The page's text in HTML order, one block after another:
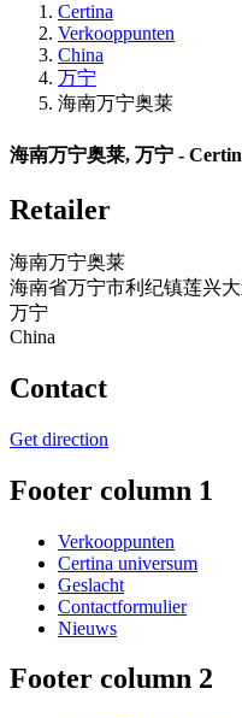
Certina
Verkooppunten
China
万宁
海南万宁奥莱
海南万宁奥莱, 万宁 -
Retailer
海南万宁奥莱
海南省万宁市利纪镇莲兴大
万宁
China
Contact
Get direction
Footer column 1
Verkooppunten
Certina universum
Geslacht
Contactformulier
Nieuws
Footer column 2